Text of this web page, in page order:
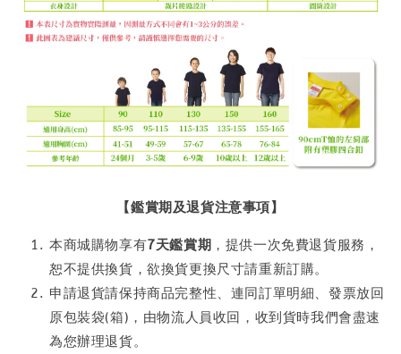
【鑑賞期及退貨注意事項】
本商城購物享有7天鑑賞期 ，提供一次免費退貨服務，
恕不提供換貨，欲換貨更換尺寸請重新訂購。
申請退貨請保持商品完整性、連同訂單明細、發票放回
原包裝袋(箱)，由物流人員收回，收到貨時我們會盡速
為您辦理退貨。